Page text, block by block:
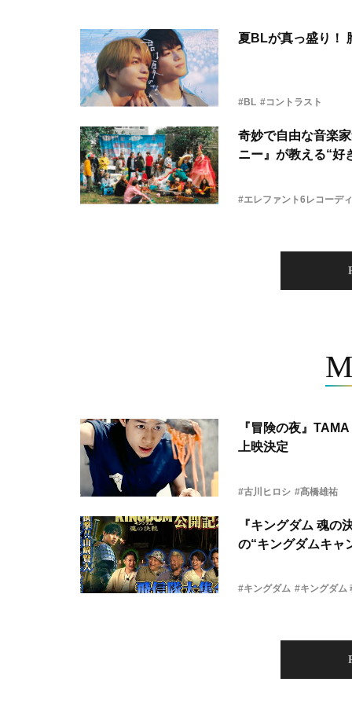
夏BLが真っ盛り！
#BL #コントラスト
奇妙で自由な音楽
ニー』が教える“好
#エレファント6レコーデ
『冒険の夜』
上映決定
#古川ヒロシ #髙橋雄祐
『キングダム 魂の
の“キングダムキャ
#キングダム #キングダム